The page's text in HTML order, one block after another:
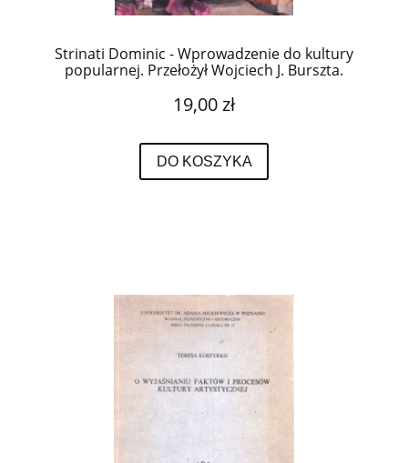
Strinati Dominic - Wprowadzenie do kultury
popularnej. Przełożył Wojciech J. Burszta.
19,00 zł
DO KOSZYKA